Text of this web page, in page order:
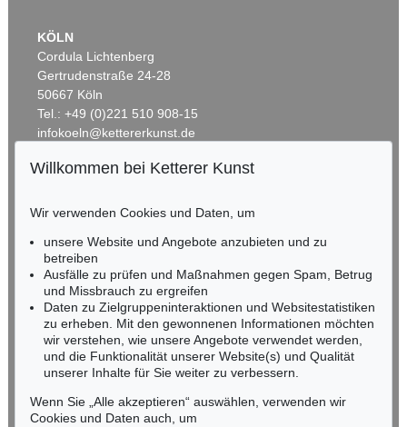
Auktion 541 - Lot 143
Pyramid (blau)
, 1989
Ergebnis:€ 60.960
KÖLN
Cordula Lichtenberg
Gertrudenstraße 24-28
50667 Köln
Tel.: +49 (0)221 510 908-15
infokoeln@kettererkunst.de
RHEINLAND-PFALZ
Miriam Heß
Tel.: +49 (0)62 21 58 80-038
Fax: +49 (0)62 21 58 80-595
infoheidelberg@kettererkunst.de
NORDDEUTSCHLAND
Nico Kassel, M.A.
Tel.: +49 (0)89 55244-164
Mobil: +49 (0)171 8618661
n.kassel@kettererkunst.de
Willkommen bei Ketterer Kunst
Wir verwenden Cookies und Daten, um
unsere Website und Angebote anzubieten und zu
betreiben
Ausfälle zu prüfen und Maßnahmen gegen Spam, Betrug
und Missbrauch zu ergreifen
Daten zu Zielgruppeninteraktionen und Websitestatistiken
zu erheben. Mit den gewonnenen Informationen möchten
wir verstehen, wie unsere Angebote verwendet werden,
und die Funktionalität unserer Website(s) und Qualität
unserer Inhalte für Sie weiter zu verbessern.
Wenn Sie „Alle akzeptieren“ auswählen, verwenden wir
Cookies und Daten auch, um